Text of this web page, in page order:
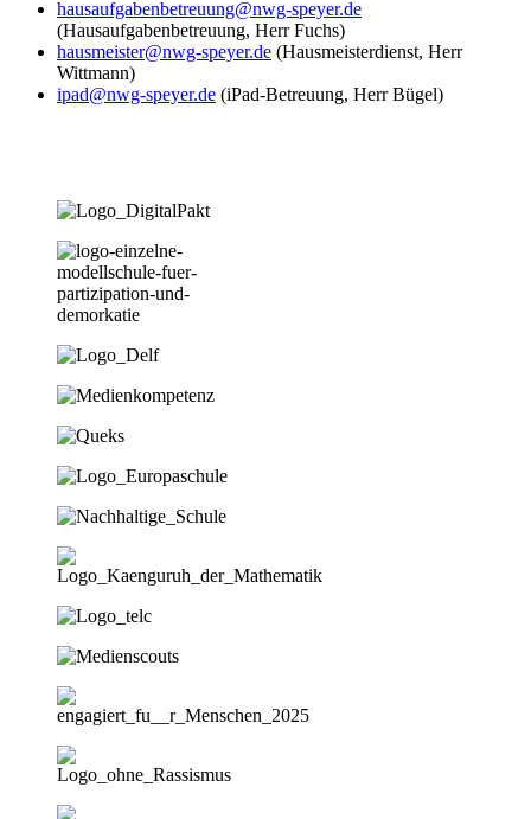
hausaufgabenbetreuung@nwg-speyer.de
(Hausaufgabenbetreuung, Herr Fuchs)
hausmeister@nwg-speyer.de (Hausmeisterdienst, Herr
Wittmann)
ipad@nwg-speyer.de (iPad-Betreuung, Herr Bügel)